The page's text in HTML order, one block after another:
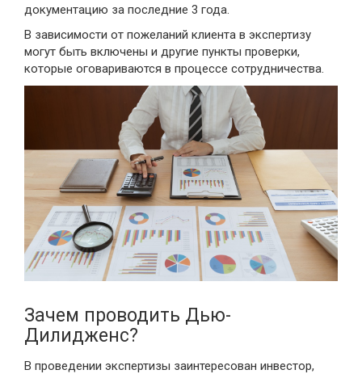
документацию за последние 3 года.
В зависимости от пожеланий клиента в экспертизу
могут быть включены и другие пункты проверки,
которые оговариваются в процессе сотрудничества.
Зачем проводить Дью-
Дилидженс?
В проведении экспертизы заинтересован инвестор,